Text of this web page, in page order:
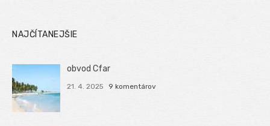
NAJČÍTANEJŠIE
obvod Cfar
21. 4. 2025 9 komentárov